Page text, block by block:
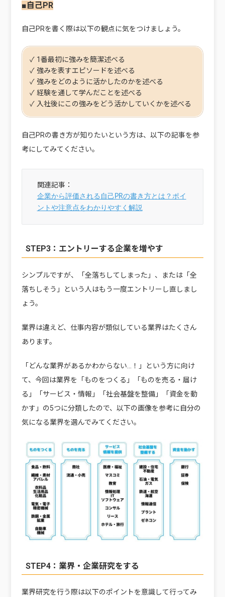
■自己PR
自己PRを書く際は以下の観点に気をつけましょう。
✓ 1番最初に強みを簡潔述べる
✓ 強みを表すエピソードを述べる
✓ 強みをどのように活かしたのかを述べる
✓ 経験を通して学んだことを述べる
✓ 入社後にこの強みをどう活かしていくかを述べる
自己PRの書き方が知りたいという方は、以下の記事を参
考にしてみてください。
企業から評価される自己PRの書き方とは？ポイ
ントや注意点をわかりやすく解説
STEP3：エントリーする企業を増やす
シンプルですが、「全落ちしてしまった」、または「全
落ちしそう」という人はもう一度エントリーし直しまし
ょう。
業界は違えど、仕事内容が類似している業界はたくさん
あります。
「どんな業界があるかわからない…！」という方に向け
て、今回は業界を「ものをつくる」「ものを売る・届け
る」「サービス・情報」「社会基盤を整備」「資金を動
かす」の5つに分類したので、以下の画像を参考に自分の
気になる業界を選んでみてください。
STEP4：業界・企業研究をする
業界研究を行う際は以下のポイントを意識して行ってみ